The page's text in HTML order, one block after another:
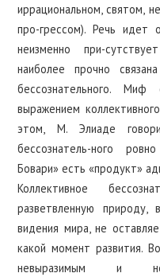
иррациональном, святом,
про-грессом). Речь идет
неизменно при-
наиболее прочно
бессознательного.
выражением
этом, М. Элиаде
бессознатель-ного
Бовари» есть «продукт»
Коллективное
разветвленную
видения мира, не
какой момент развития.
невыразимым и